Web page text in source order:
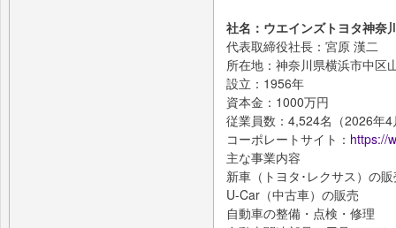
社名：ウエインズトヨタ神奈
代表取締役社長：宮原 漢二
所在地：神奈川県横浜市中区
設立：1956年
資本金：1000万円
従業員数：4,524名（2026年4
コーポレートサイト： https://
主な事業内容
新車（トヨタ･レクサス）の
U-Car（中古車）の販売
自動車の整備・点検・修理